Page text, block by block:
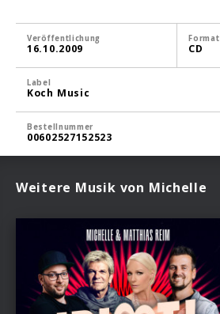
Veröffentlichung
16.10.2009
Format
CD
Label
Koch Music
Bestellnummer
00602527152523
Weitere Musik von Michelle